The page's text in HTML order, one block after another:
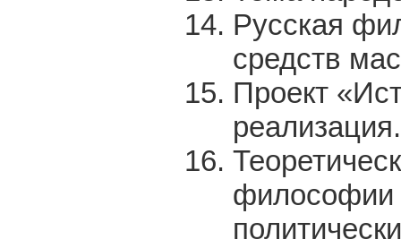
Русская
средств
Проект
реализация.
философии